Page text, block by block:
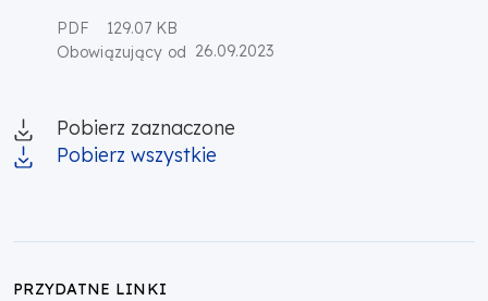
PDF
129.07 KB
Obowiązujący od 26.09.2023
Pobierz zaznaczone
Pobierz wszystkie
PRZYDATNE LINKI